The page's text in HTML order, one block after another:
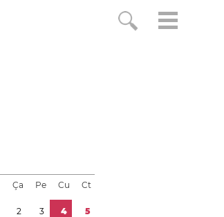
Ça Pe Cu Ct
2 3 4 5